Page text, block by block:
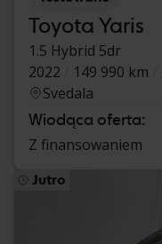
Toyota Yaris
1.5 Hybrid 5dr
2022
149 990 km
Svedala
Wiodąca oferta:
Z finansowaniem
Jutro